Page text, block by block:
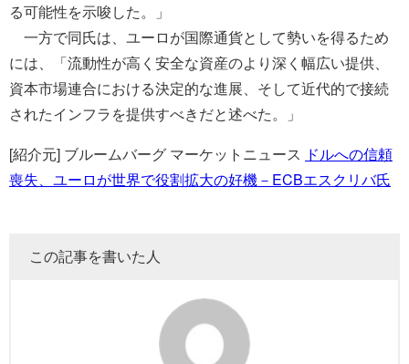
る可能性を示唆した。」
一方で同氏は、ユーロが国際通貨として勢いを得るため
には、「流動性が高く安全な資産のより深く幅広い提供、
資本市場連合における決定的な進展、そして近代的で接続
されたインフラを提供すべきだと述べた。」
[紹介元] ブルームバーグ マーケットニュース ドルへの信頼
喪失、ユーロが世界で役割拡大の好機－ECBエスクリバ氏
この記事を書いた人